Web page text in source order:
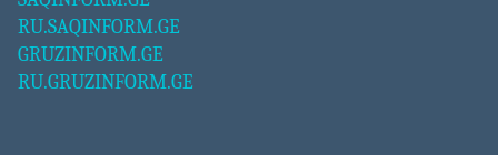
RU.SAQINFORM.GE
GRUZINFORM.GE
RU.GRUZINFORM.GE